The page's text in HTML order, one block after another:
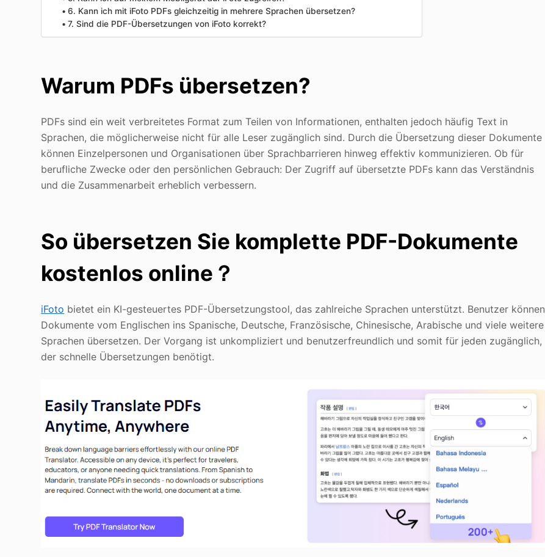
6. Kann ich mit iFoto PDFs gleichzeitig in mehrere Sprachen übersetzen?
7. Sind die PDF-Übersetzungen von iFoto korrekt?
Warum PDFs übersetzen?
PDFs sind ein weit verbreitetes Format zum Teilen von Informationen, enthalten jedoch häufig Text in
Sprachen, die möglicherweise nicht für alle Leser zugänglich sind. Durch die Übersetzung dieser Dokumente
können Einzelpersonen und Organisationen über Sprachbarrieren hinweg effektiv kommunizieren. Ob für
berufliche Zwecke oder den persönlichen Gebrauch: Der Zugriff auf übersetzte PDFs kann das Verständnis
und die Zusammenarbeit erheblich verbessern.
So übersetzen Sie komplette PDF-Dokumente
kostenlos online ？
iFoto bietet ein KI-gesteuertes PDF-Übersetzungstool, das zahlreiche Sprachen unterstützt. Benutzer können
Dokumente vom Englischen ins Spanische, Deutsche, Französische, Chinesische, Arabische und viele weitere
Sprachen übersetzen. Der Vorgang ist unkompliziert und benutzerfreundlich und somit für jeden zugänglich,
der schnelle Übersetzungen benötigt.